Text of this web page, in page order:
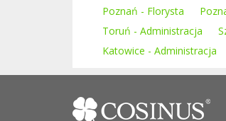
Poznań - Florysta
Toruń - Administracja
Katowice - Administracja